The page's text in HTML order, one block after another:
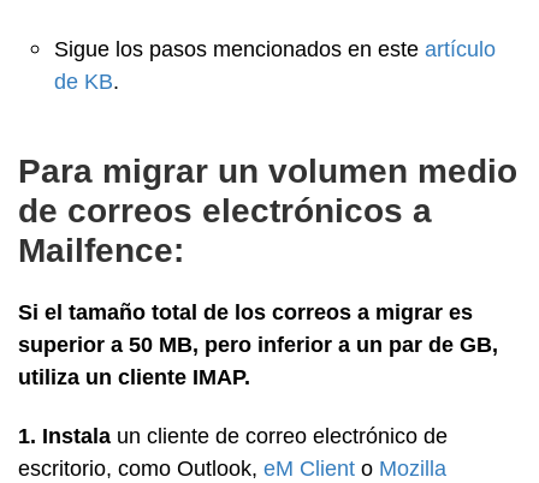
Sigue los pasos mencionados en este artículo
de KB.
Para migrar un volumen medio
de correos electrónicos a
Mailfence:
Si el tamaño total de los correos a migrar es
superior a 50 MB, pero inferior a un par de GB,
utiliza un cliente IMAP.
1. Instala un cliente de correo electrónico de
escritorio, como Outlook, eM Client o Mozilla